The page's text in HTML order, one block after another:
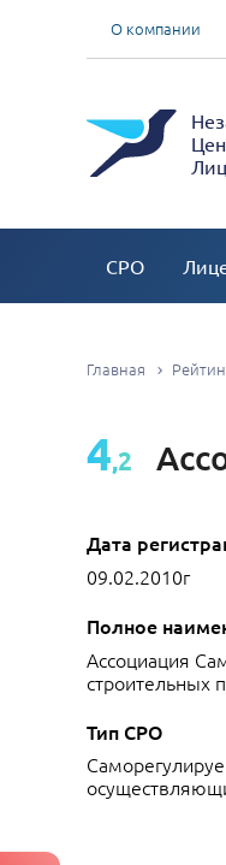
О компании
СРО
Главная
4,2
Дата
09.02.2010г
Полное
Ассоциация
строительных
Тип СРО